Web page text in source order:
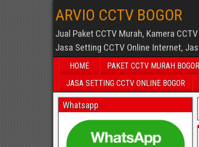
ARVIO CCTV BOGOR
Jual Paket CCTV Murah, Kamera
Jasa Setting CCTV Online Internet,
HOME PAKET CCTV MURAH BOGOR
JASA SETTING CCTV ONLINE BOGOR
Whatsapp